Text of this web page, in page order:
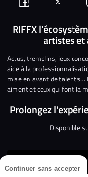
Continuer sans accepter
Suivez-
nous
Facebook
nous
sur
RIFFX
artistes et
Actus, tremplins, jeux
aide à la
mise en avant de talents…
aiment et ceux qui font la
Prolongez
Disponible